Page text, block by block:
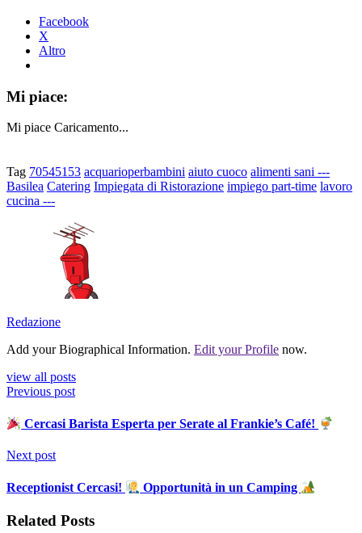
Facebook
X
Altro
Mi piace:
Mi piace Caricamento...
Tag 70545153 acquarioperbambini aiuto cuoco alimenti sani ---
Basilea Catering Impiegata di Ristorazione impiego part-time lavoro
cucina ---
Redazione
Add your Biographical Information. Edit your Profile now.
view all posts
Previous post
Cercasi Barista Esperta per Serate al Frankie’s Café!
Next post
Receptionist Cercasi! Opportunità in un Camping
Related Posts